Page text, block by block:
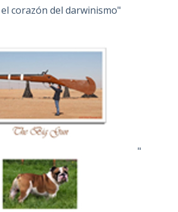
corazón del darwinismo"
"